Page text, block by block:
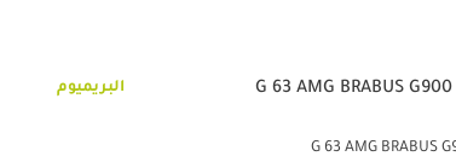
البريميوم